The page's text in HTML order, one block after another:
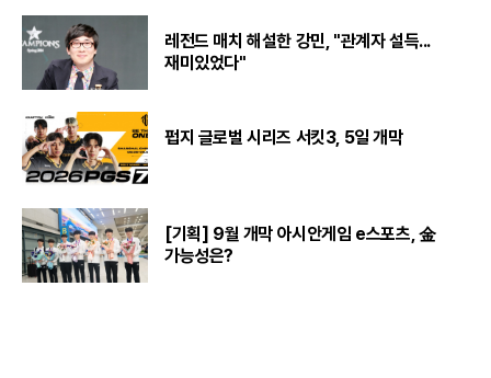
레전드 매치 해설한 강민, "관계자 설득...
재미있었다"
펍지 글로벌 시리즈 서킷3, 5일 개막
[기획] 9월 개막 아시안게임 e스포츠, 金
가능성은?